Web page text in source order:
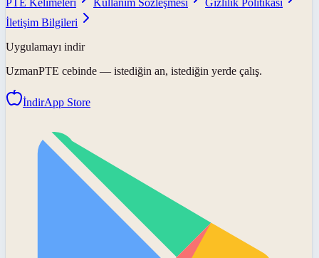
İletişim Bilgileri
Uygulamayı indir
UzmanPTE cebinde — istediğin an, istediğin yerde çalış.
İndirApp Store